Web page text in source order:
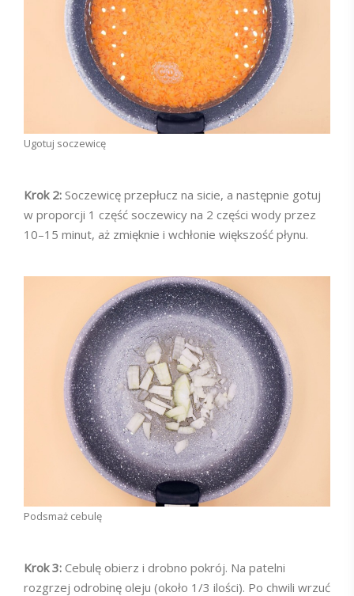
Ugotuj soczewicę
Krok 2: Soczewicę przepłucz na sicie, a następnie gotuj
w proporcji 1 część soczewicy na 2 części wody przez
10–15 minut, aż zmięknie i wchłonie większość płynu.
Podsmaż cebulę
Krok 3: Cebulę obierz i drobno pokrój. Na patelni
rozgrzej odrobinę oleju (około 1/3 ilości). Po chwili wrzuć